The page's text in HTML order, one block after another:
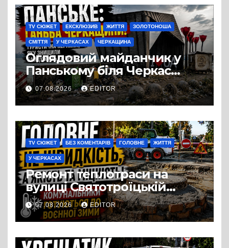
TV СЮЖЕТ ЕКСКЛЮЗИВ ЖИТТЯ ЗОЛОТОНОША
СМІТТЯ У ЧЕРКАСАХ ЧЕРКАЩИНА
Оглядовий майданчик у
Панському біля Черкас
перетворився на занедбане
сміттєзвалище
07.08.2026 EDITOR
TV СЮЖЕТ БЕЗ КОМЕНТАРІВ ГОЛОВНЕ ЖИТТЯ
У ЧЕРКАСАХ
Ремонт теплотраси на
вулиці Святотроїцькій
затягнувся порівняно із
запланованими термінами.
Вулицю досі не відкрили
для руху
07.08.2026 EDITOR